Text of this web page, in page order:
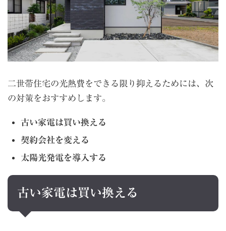
二世帯住宅の光熱費をできる限り抑えるためには、次
の対策をおすすめします。
古い家電は買い換える
契約会社を変える
太陽光発電を導入する
古い家電は買い換える